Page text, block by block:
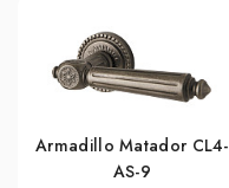
Armadillo Matador CL4-
AS-9